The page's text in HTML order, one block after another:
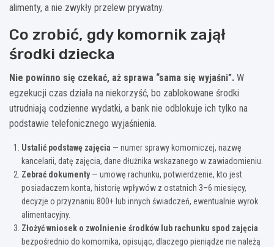
alimenty, a nie zwykły przelew prywatny.
Co zrobić, gdy komornik zajął
środki dziecka
Nie powinno się czekać, aż sprawa “sama się wyjaśni”. W
egzekucji czas działa na niekorzyść, bo zablokowane środki
utrudniają codzienne wydatki, a bank nie odblokuje ich tylko na
podstawie telefonicznego wyjaśnienia.
Ustalić podstawę zajęcia — numer sprawy komorniczej, nazwę
kancelarii, datę zajęcia, dane dłużnika wskazanego w zawiadomieniu.
Zebrać dokumenty— umowę rachunku, potwierdzenie, kto jest
posiadaczem konta, historię wpływów z ostatnich 3–6 miesięcy,
decyzje o przyznaniu 800+ lub innych świadczeń, ewentualnie wyrok
alimentacyjny.
Złożyć wniosek o zwolnienie środków lub rachunku spod zajęcia
bezpośrednio do komornika, opisując, dlaczego pieniądze nie należą